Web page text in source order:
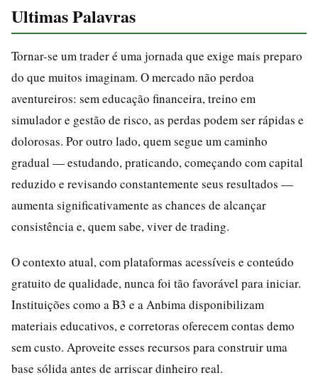
Ultimas Palavras
Tornar-se um trader é uma jornada que exige mais preparo
do que muitos imaginam. O mercado não perdoa
aventureiros: sem educação financeira, treino em
simulador e gestão de risco, as perdas podem ser rápidas e
dolorosas. Por outro lado, quem segue um caminho
gradual — estudando, praticando, começando com capital
reduzido e revisando constantemente seus resultados —
aumenta significativamente as chances de alcançar
consistência e, quem sabe, viver de trading.
O contexto atual, com plataformas acessíveis e conteúdo
gratuito de qualidade, nunca foi tão favorável para iniciar.
Instituições como a B3 e a Anbima disponibilizam
materiais educativos, e corretoras oferecem contas demo
sem custo. Aproveite esses recursos para construir uma
base sólida antes de arriscar dinheiro real.